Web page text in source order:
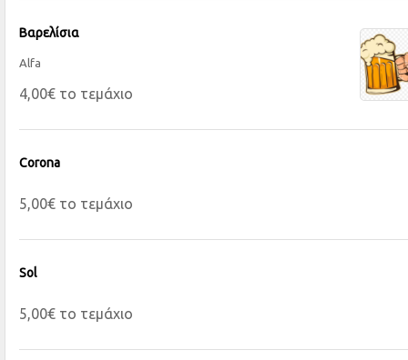
Βαρελίσια
Alfa
4,00€ το τεμάχιο
Corona
5,00€ το τεμάχιο
Sol
5,00€ το τεμάχιο